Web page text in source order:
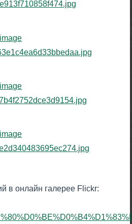
в онлайн галерее Flickr: